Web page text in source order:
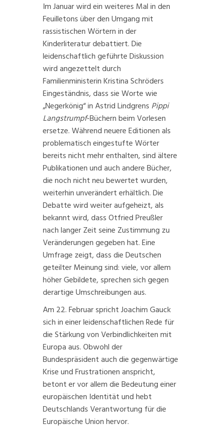
Im Januar wird ein weiteres Mal in den
Feuilletonsüber den Umgang mit
rassistischen Wörtern in der
Kinderliteraturdebattiert. Die
leidenschaftlich geführteDiskussion
wird angezettelt durch
Familienministerin Kristina Schröders
Eingeständnis, dass sie Worte wie
„Negerkönig“ in Astrid Lindgrens Pippi
Langstrumpf-Büchern beim Vorlesen
ersetze. Während neuere Editionen als
problematisch eingestufte Wörter
bereits nicht mehr enthalten, sind ältere
Publikationen und auch andere Bücher,
die noch nicht neu bewertet wurden,
weiterhin unverändert erhältlich. Die
Debatte wird weiter aufgeheizt, als
bekannt wird, dassOtfried Preußler
nach langer Zeit seine Zustimmung zu
Veränderungen gegeben hat. Eine
Umfrage zeigt, dass die Deutschen
geteilter Meinung sind: viele, vor allem
höher Gebildete, sprechen sich gegen
derartige Umschreibungen aus.
Am 22. Februar spricht Joachim Gauck
sich in einer leidenschaftlichenRede für
die Stärkung von Verbindlichkeiten mit
Europa aus. Obwohl der
Bundespräsident auch die gegenwärtige
Krise und Frustrationen anspricht,
betont er vor allem die Bedeutung einer
europäischen Identität und hebt
Deutschlands Verantwortung für die
Europäische Union hervor.